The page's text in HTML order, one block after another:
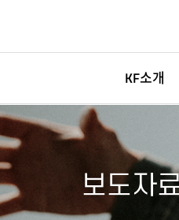
KF소개
이사장소개
윤리·인권경영
신고센터
보도자